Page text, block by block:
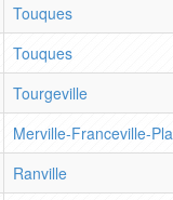
Touques
Touques
Tourgeville
Merville-Franceville-
Ranville